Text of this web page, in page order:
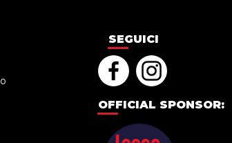
SEGUICI
OFFICIAL SPONSOR: